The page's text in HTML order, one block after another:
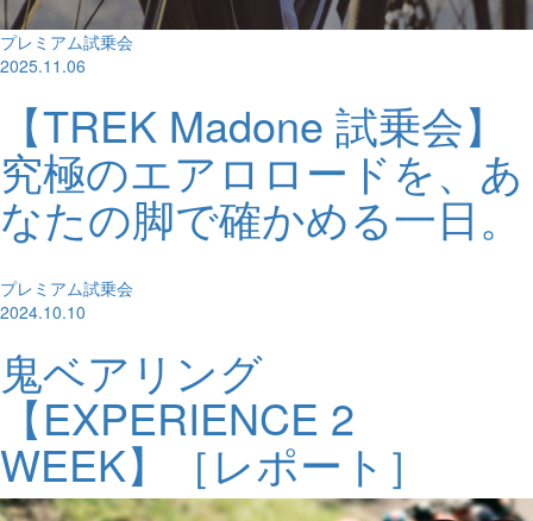
プレミアム試乗会
2025.11.06
【TREK Madone 試乗会】
究極のエアロロードを、あ
なたの脚で確かめる一日。
プレミアム試乗会
2024.10.10
鬼ベアリング
【EXPERIENCE 2
WEEK】［レポート］